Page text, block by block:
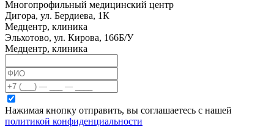
Многопрофильный медицинский центр
Дигора, ул. Бердиева, 1К
Медцентр, клиника
Эльхотово, ул. Кирова, 166Б/У
Медцентр, клиника
Нажимая кнопку отправить, вы соглашаетесь с нашей
политикой конфиденциальности